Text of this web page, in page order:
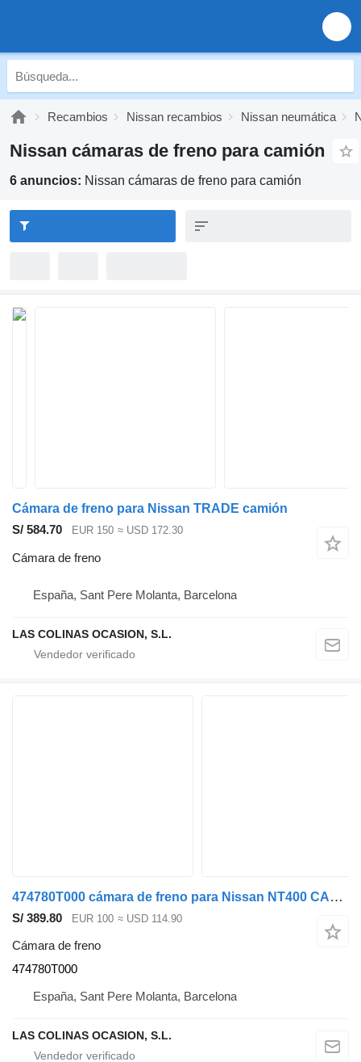
Recambios Nissan recambios Nissan neumática
Nissan cámaras de freno para camión
6 anuncios: Nissan cámaras de freno para camión
Cámara de freno para Nissan TRADE camión
S/ 584.70
EUR 150 ≈ USD 172.30
Cámara de freno
España, Sant Pere Molanta, Barcelona
LAS COLINAS OCASION, S.L.
474780T000 cámara de freno para Nissan NT400 CABSTAR camión
S/ 389.80 EUR 100 ≈ USD 114.90
Cámara de freno
474780T000
España, Sant Pere Molanta, Barcelona
LAS COLINAS OCASION, S.L.